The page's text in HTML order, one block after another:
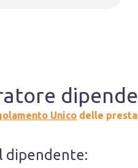
Unico delle
dipendente: